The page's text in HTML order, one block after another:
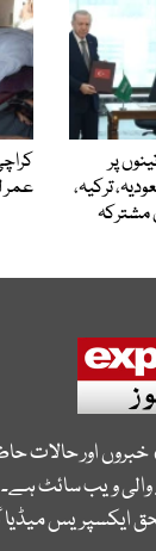
پر
ترکیہ،
مشترکہ
عمر
خبروں اور حالات
ویب سائٹ ہے۔
ایکسپریس